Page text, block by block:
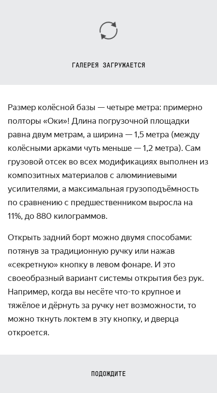
ГАЛЕРЕЯ ЗАГРУЖАЕТСЯ
Размер колёсной базы — четыре метра: примерно
полторы «Оки»! Длина погрузочной площадки
равна двум метрам, а ширина — 1,5 метра (между
колёсными арками чуть меньше — 1,2 метра). Сам
грузовой отсек во всех модификациях выполнен из
композитных материалов с алюминиевыми
усилителями, а максимальная грузоподъёмность
по сравнению с предшественником выросла на
11%, до 880 килограммов.
Открыть задний борт можно двумя способами:
потянув за традиционную ручку или нажав
«секретную» кнопку в левом фонаре. И это
своеобразный вариант системы открытия без рук.
Например, когда вы несёте что-то крупное и
тяжёлое и дёрнуть за ручку нет возможности, то
можно ткнуть локтем в эту кнопку, и дверца
откроется.
ПОДОЖДИТЕ